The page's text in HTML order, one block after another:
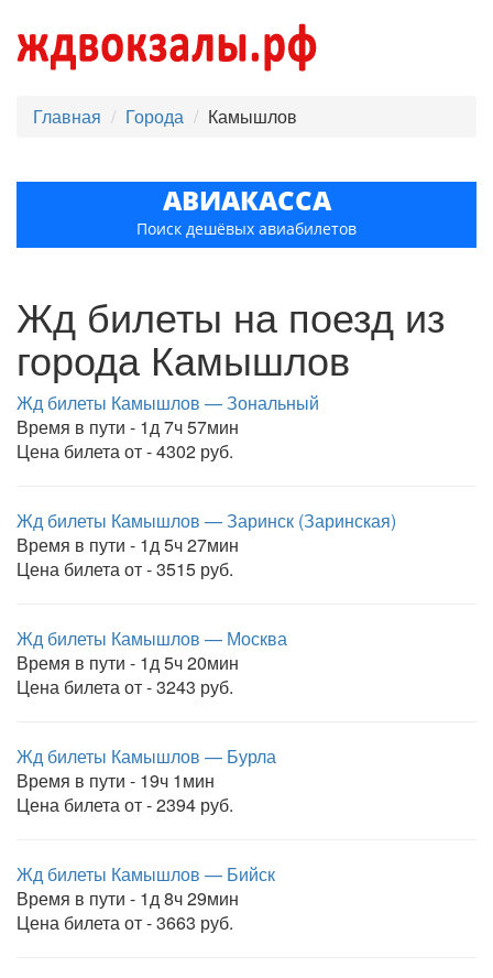
Главная Города Камышлов
АВИАКАССА
Поиск дешёвых авиабилетов
Жд билеты на поезд из
города Камышлов
Жд билеты Камышлов — Зональный
Время в пути - 1д 7ч 57мин
Цена билета от - 4302 руб.
Жд билеты Камышлов — Заринск (Заринская)
Время в пути - 1д 5ч 27мин
Цена билета от - 3515 руб.
Жд билеты Камышлов — Москва
Время в пути - 1д 5ч 20мин
Цена билета от - 3243 руб.
Жд билеты Камышлов — Бурла
Время в пути - 19ч 1мин
Цена билета от - 2394 руб.
Жд билеты Камышлов — Бийск
Время в пути - 1д 8ч 29мин
Цена билета от - 3663 руб.